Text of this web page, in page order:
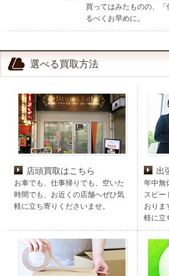
買ってはみたものの、
るべくお早めに。
選べる買取方法
店頭買取はこちら
お車でも、仕事帰りでも、空いた
時間でも、お近くの店舗へぜひ気
軽に立ち寄りくださいませ。
出
年中無
スピー
おりま
軽に立